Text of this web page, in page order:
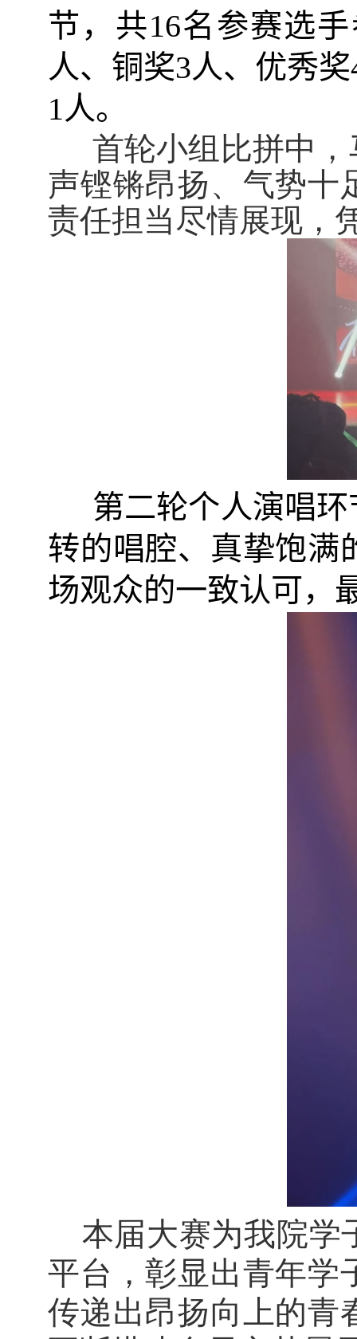
节，共16名参赛选
人、铜奖3人、优秀奖
1人。
首轮小组比拼中
声铿锵昂扬、气势十
责任担当尽情展现，
第二轮个人演唱
转的唱腔、真挚饱满
场观众的一致认可，
本届大赛为我院学
平台，彰显出青年学
传递出昂扬向上的青